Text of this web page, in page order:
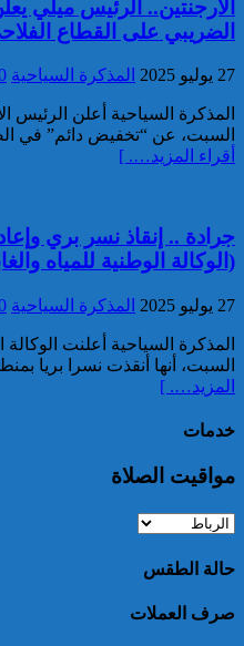
توقيف مواطن أجنبي مبحوث عنه
بموجب أمر دولي بإلقاء القبض
بمراكش
إدارة السجن المحلي واد زم تفند
مزاعم بخصوص وفاة سجين
إجهاض محاولة لتهريب أزيد من
3.5 أطنان من مخدر الشيرا بمعبر
الكركارات
الأرجنتين.. الرئيس ميلي
الضريبي على القطاع
27 يوليو 2025 المذكرة السياحية
المذكرة السياحية أعلن الرئيس
السبت، عن “تخفيض دائم” في
أقراء المزيد…. ]
جرادة .. إنقاذ نسر بري
(الوكالة الوطنية للمياه
27 يوليو 2025 المذكرة السياحية
المذكرة السياحية أعلنت
السبت، أنها أنقذت نسرا بريا
المزيد…. ]
خدمات
مواقيت الصلاة
حالة الطقس
صرف العملات